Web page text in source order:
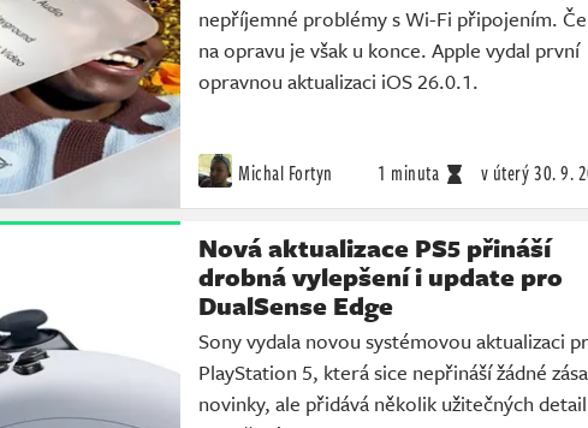
nepříjemné problémy s Wi-Fi připojením.
na opravu je však u konce. Apple vydal první
opravnou aktualizaci iOS 26.0.1.
Michal Fortyn 1 minuta v úterý30. 9.
Nová aktualizace PS5 přináší
drobná vylepšení i update pro
DualSense Edge
Sony vydala novou systémovou aktualizaci
PlayStation 5, která sice nepřináší žádné
novinky, ale přidává několik užitečných